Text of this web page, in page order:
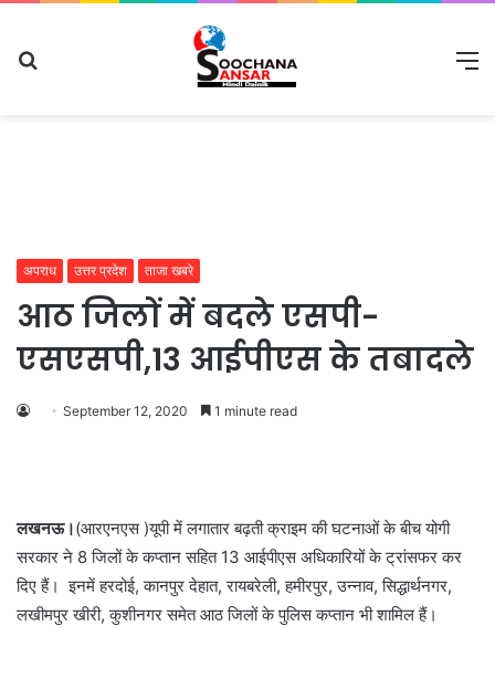
अपराध उत्तर प्रदेश ताजा खबरे
आठ जिलों में बदले एसपी-
एसएसपी,13 आईपीएस के तबादले
September 12, 2020 1 minute read
लखनऊ।(आरएनएस )यूपी में लगातार बढ़ती क्राइम की घटनाओं के बीच योगी
सरकार ने 8 जिलों के कप्तान सहित 13 आईपीएस अधिकारियों के ट्रांसफर कर
दिए हैं। इनमें हरदोई, कानपुर देहात, रायबरेली, हमीरपुर, उन्नाव, सिद्धार्थनगर,
लखीमपुर खीरी, कुशीनगर समेत आठ जिलों के पुलिस कप्तान भी शामिल हैं।